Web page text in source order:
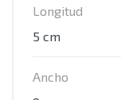
Longitud
5 cm
Ancho